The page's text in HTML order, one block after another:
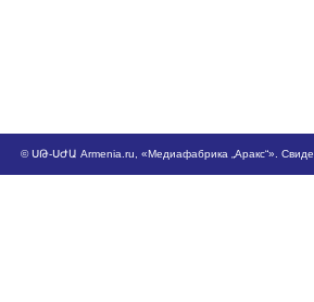
©ՍԹ-ՍԺԱ Armenia.ru , «Медиафабрика „Аракс“».